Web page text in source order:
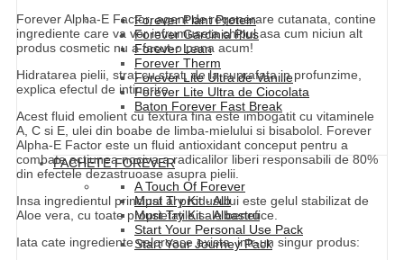
Forever Plant Protein
Forever Garcinia Plus
Forever Lean
Forever Therm
Forever Lite Ultra de Vanilie
Forever Lite Ultra de Ciocolata
Baton Forever Fast Break
PACHETE FOREVER
A Touch Of Forever
Must Try Kit - Alb
Must Try Kit - Albastru
Start Your Personal Use Pack
Start Your Journey Pack
Forever Alpha-E Factor, agent de regenerare cutanata, contine
ingrediente care va vor infrumuseta chipul asa cum niciun alt
produs cosmetic nu a facut-o pana acum!
Hidratarea pielii, strat cu strat, de la suprafata in profunzime,
explica efectul de intinerire.
Acest fluid emolient cu textura fina este imbogatit cu vitaminele
A, C si E, ulei din boabe de limba-mielului si bisabolol. Forever
Alpha-E Factor este un fluid antioxidant conceput pentru a
combate actiunea nociva a radicalilor liberi responsabili de 80%
din efectele dezastruoase asupra pielii.
Insa ingredientul principal al produsului este gelul stabilizat de
Aloe vera, cu toate proprietatile sale benefice.
Iata cate ingrediente valoroase exista intr-un singur produs: